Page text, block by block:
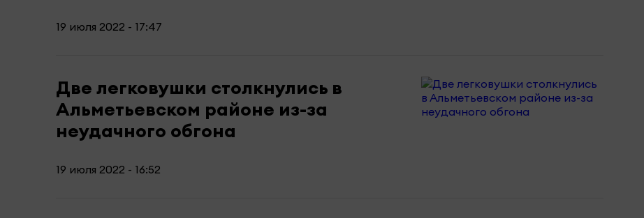
19 июля 2022 - 17:47
Две легковушки столкнулись в
Альметьевском районе из-за
неудачного обгона
19 июля 2022 - 16:52